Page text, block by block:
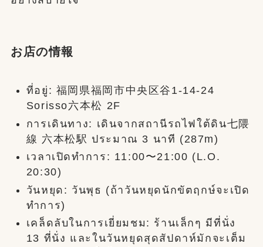
お店の情報
ที่อยู่: 福岡県福岡市中央区谷1-14-24
Sorisso六本松 2F
การเดินทาง: เดินจากสถานีรถไฟใต้ดิน七隈
線 六本松駅 ประมาณ 3 นาที (287m)
เวลาเปิดทำการ: 11:00〜21:00 (L.O.
20:30)
วันหยุด: วันพุธ (ถ้าวันหยุดนักขัตฤกษ์จะเปิด
ทำการ)
เคล็ดลับในการเยี่ยมชม: ร้านเล็กๆ มีที่นั่ง
13 ที่นั่ง และในวันหยุดสุดสัปดาห์มักจะเต็ม